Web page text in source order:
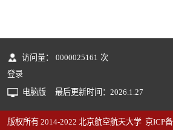
访问量： 0000025161 次
登录
电脑版
最后更新时间： 2026 1 27
版权所有 2014-2022 北京航空航天大学 京ICP